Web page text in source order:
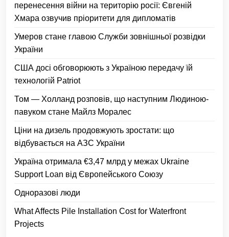
перенесення війни на територію росії: Євгеній
Хмара озвучив пріоритети для дипломатів
Умеров стане главою Служби зовнішньої розвідки
України
США досі обговорюють з Україною передачу їй
технологій Patriot
Том — Холланд розповів, що наступним Людиною-
павуком стане Майлз Моралес
Ціни на дизель продовжують зростати: що
відбувається на АЗС України
Україна отримала €3,47 млрд у межах Ukraine
Support Loan від Європейського Союзу
Одноразові люди
What Affects Pile Installation Cost for Waterfront
Projects